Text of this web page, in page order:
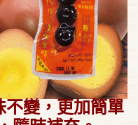
不變，更加簡單